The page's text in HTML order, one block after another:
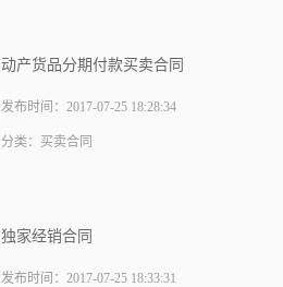
动产货品分期付款买卖合同
发布时间：2017-07-25 18:28:34
分类：买卖合同
独家经销合同
发布时间：2017-07-25 18:33:31